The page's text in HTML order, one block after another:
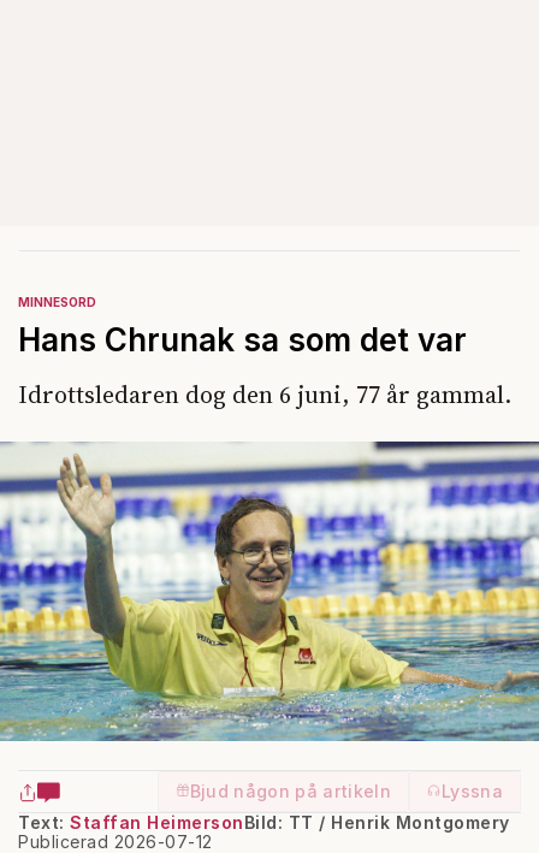
MINNESORD
Hans Chrunak sa som det var
Idrottsledaren dog den 6 juni, 77 år gammal.
Bjud någon på artikeln
Lyssna
Text: Staffan Heimerson
Publicerad 2026-07-12
Bild: TT / Henrik Montgomery